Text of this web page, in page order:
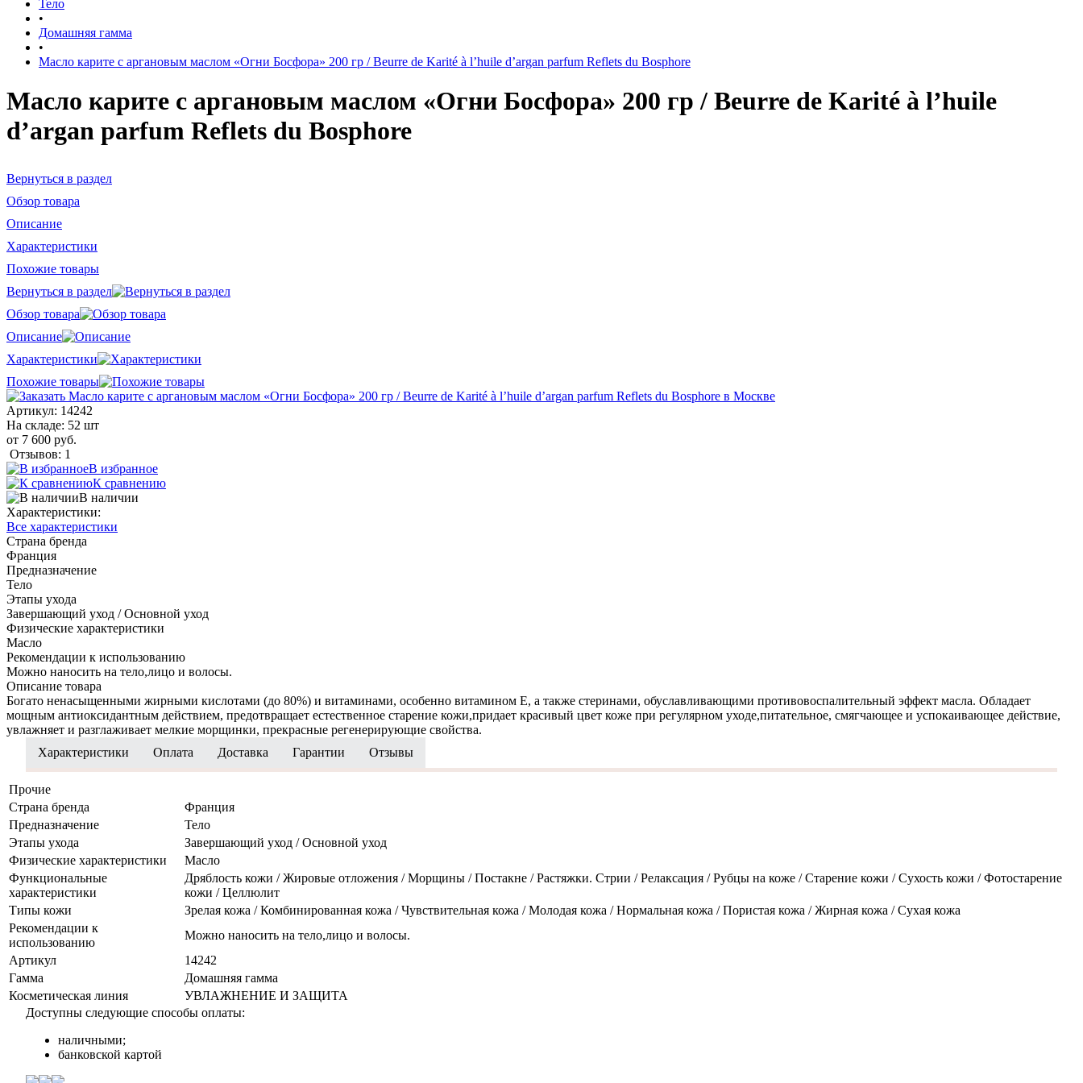
Тело
•
Домашняя гамма
•
Масло карите с аргановым маслом «Огни Босфора» 200 гр / Beurre de Karité à l’huile d’argan parfum Reflets du Bosphore
Масло карите с аргановым маслом «Огни Босфора» 200 гр / Beurre de Karité à l’huile
d’argan parfum Reflets du Bosphore
Вернуться в раздел
Обзор товара
Описание
Характеристики
Похожие товары
Вернуться в раздел
Обзор товара
Описание
Характеристики
Похожие товары
Артикул: 14242
На складе: 52 шт
от 7 600 руб.
Отзывов: 1
В избранное
К сравнению
В наличии
Характеристики:
Все характеристики
Страна бренда
Франция
Предназначение
Тело
Этапы ухода
Завершающий уход / Основной уход
Физические характеристики
Масло
Рекомендации к использованию
Можно наносить на тело,лицо и волосы.
Описание товара
Богато ненасыщенными жирными кислотами (до 80%) и витаминами, особенно витамином Е, а также стеринами, обуславливающими противовоспалительный эффект масла. Обладает
мощным антиоксидантным действием, предотвращает естественное старение кожи,придает красивый цвет коже при регулярном уходе,питательное, смягчающее и успокаивающее действие,
увлажняет и разглаживает мелкие морщинки, прекрасные регенерирующие свойства.
Характеристики
Оплата Доставка Гарантии Отзывы
Прочие
Страна бренда
Франция
Предназначение
Тело
Этапы ухода
Завершающий уход / Основной уход
Физические характеристики
Масло
Функциональные
характеристики
Дряблость кожи / Жировые отложения / Морщины / Постакне / Растяжки. Стрии / Релаксация / Рубцы на коже / Старение кожи / Сухость кожи / Фотостарение
кожи / Целлюлит
Типы кожи
Зрелая кожа / Комбинированная кожа / Чувствительная кожа / Молодая кожа / Нормальная кожа / Пористая кожа / Жирная кожа / Сухая кожа
Рекомендации к
использованию
Можно наносить на тело,лицо и волосы.
Артикул
14242
Гамма
Домашняя гамма
Косметическая линия
УВЛАЖНЕНИЕ И ЗАЩИТА
Доступны следующие способы оплаты:
наличными;
банковской картой